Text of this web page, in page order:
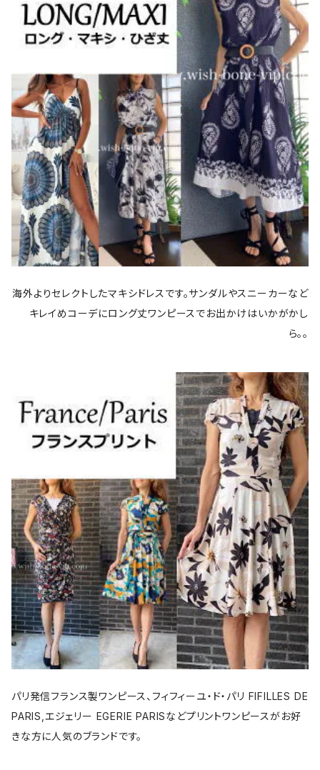
海外よりセレクトしたマキシドレスです。サンダルやスニーカーなど
キレイめコーデにロング丈ワンピースでお出かけはいかがかし
ら。。
パリ発信フランス製ワンピース、フィフィーユ・ド・パリ FIFILLES DE
PARIS,エジェリー EGERIE PARISなどプリントワンピースがお好
きな方に人気のブランドです。